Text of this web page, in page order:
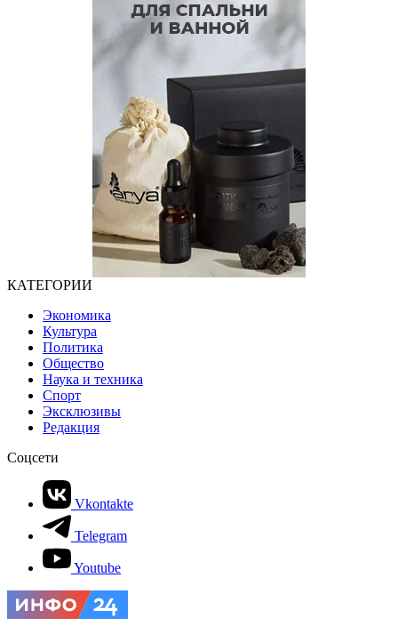
КАТЕГОРИИ
Экономика
Культура
Политика
Общество
Наука и техника
Спорт
Эксклюзивы
Редакция
Соцсети
Vkontakte
Telegram
Youtube